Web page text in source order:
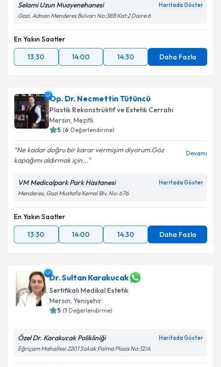
Selami Uzun Muayenehanesi Haritada Göster
Gazi, Adnan Menderes Bulvarı No:38B Kat:2 Daire:6
En Yakın Saatler
13:30
14:00 14:30 Daha Fazla
Op. Dr. Necmettin Tütüncü
Plastik Rekonstrüktif ve Estetik Cerrahi
Mersin, Mezitli
5 (6 Değerlendirme)
Ne kadar doğru bir karar vermişim diyorum.Göz
kapağımı aldırmak için...
Devamı
VM Medicalpark Park Hastanesi Haritada Göster
Menderes, Gazi Mustafa Kemal Blv. No: 676
En Yakın Saatler
13:30
14:00 14:30 Daha Fazla
Dr. Sultan Karakucak
Sertifikalı Medikal Estetik
Mersin, Yenişehir
5 (1 Değerlendirme)
Özel Dr. Karakucak Polikliniği Haritada Göster
Eğriçam Mahallesi 2201 Sokak Palma Plaza No:12/A